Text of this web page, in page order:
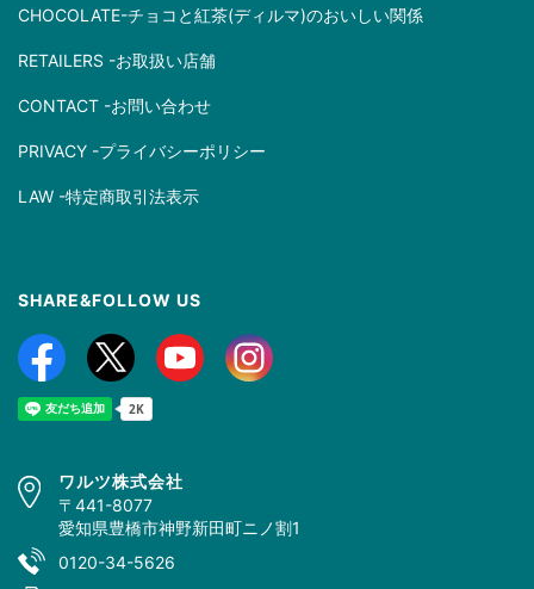
CHOCOLATE-チョコと紅茶(ディルマ)のおいしい関係
RETAILERS -お取扱い店舗
CONTACT -お問い合わせ
PRIVACY -プライバシーポリシー
LAW -特定商取引法表示
SHARE&FOLLOW US
ワルツ株式会社
〒441-8077
愛知県豊橋市神野新田町ニノ割1
0120-34-5626